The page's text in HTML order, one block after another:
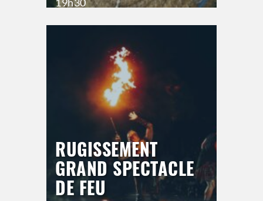
>Hors saison
RUGISSEMENT
GRAND SPECTACLE
DE FEU